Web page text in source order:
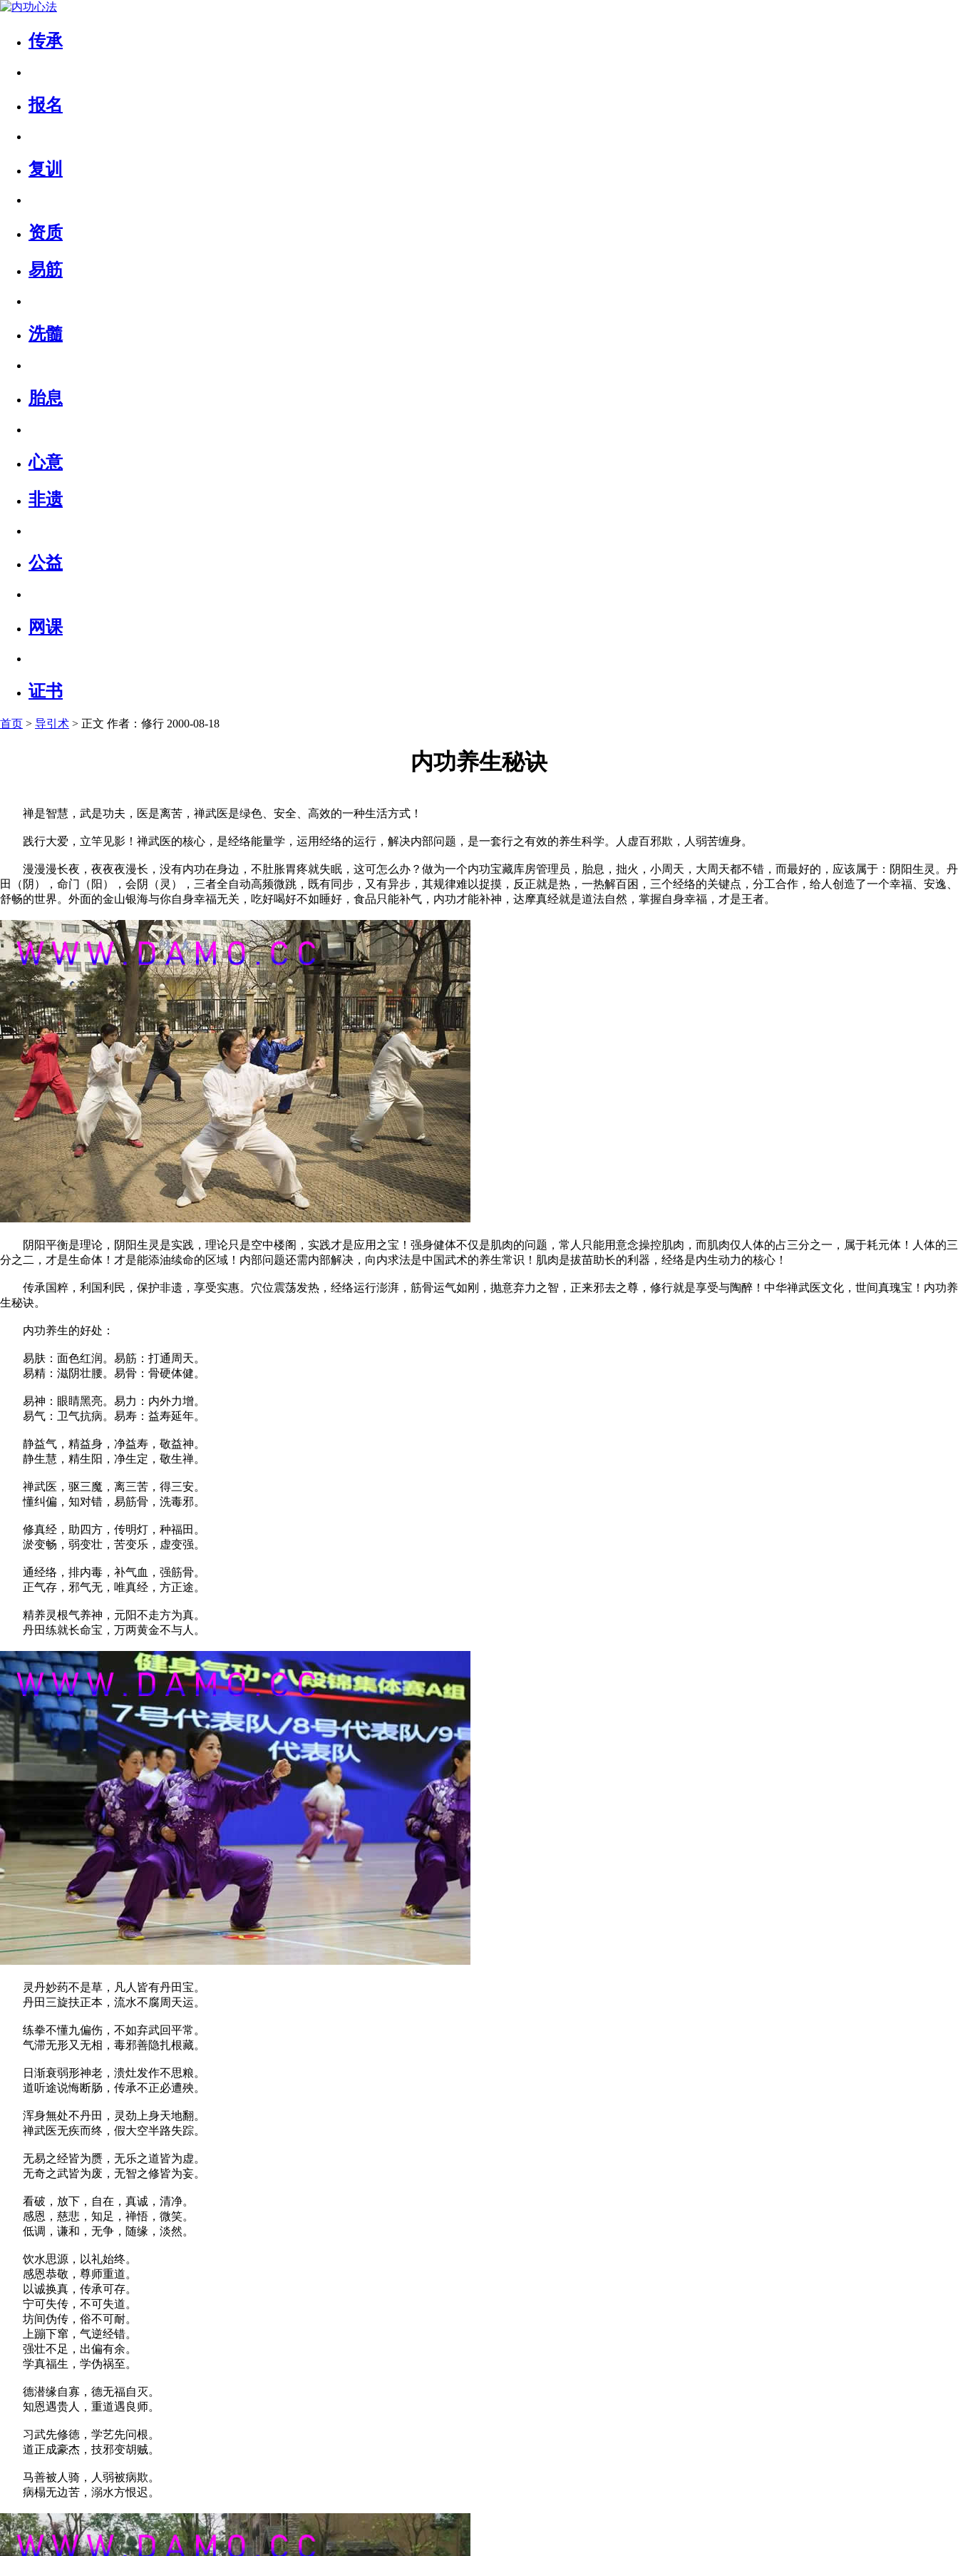
传承
报名
复训
资质
易筋
洗髓
胎息
心意
非遗
公益
网课
证书
首页 > 导引术 > 正文 作者：修行 2000-08-18
内功养生秘诀
禅是智慧，武是功夫，医是离苦，禅武医是绿色、安全、高效的一种生活方式！
践行大爱，立竿见影！禅武医的核心，是经络能量学，运用经络的运行，解决内部问题，是一套行之有效的养生科学。人虚百邪欺，人弱苦缠身。
漫漫漫长夜，夜夜夜漫长，没有内功在身边，不肚胀胃疼就失眠，这可怎么办？做为一个内功宝藏库房管理员，胎息，拙火，小周天，大周天都不错，而最好的，应该属于：阴阳生灵。丹
田（阴），命门（阳），会阴（灵），三者全自动高频微跳，既有同步，又有异步，其规律难以捉摸，反正就是热，一热解百困，三个经络的关键点，分工合作，给人创造了一个幸福、安逸、
舒畅的世界。外面的金山银海与你自身幸福无关，吃好喝好不如睡好，食品只能补气，内功才能补神，达摩真经就是道法自然，掌握自身幸福，才是王者。
阴阳平衡是理论，阴阳生灵是实践，理论只是空中楼阁，实践才是应用之宝！强身健体不仅是肌肉的问题，常人只能用意念操控肌肉，而肌肉仅人体的占三分之一，属于耗元体！人体的三
分之二，才是生命体！才是能添油续命的区域！内部问题还需内部解决，向内求法是中国武术的养生常识！肌肉是拔苗助长的利器，经络是内生动力的核心！
传承国粹，利国利民，保护非遗，享受实惠。穴位震荡发热，经络运行澎湃，筋骨运气如刚，抛意弃力之智，正来邪去之尊，修行就是享受与陶醉！中华禅武医文化，世间真瑰宝！内功养
生秘诀。
内功养生的好处：
易肤：面色红润。易筋：打通周天。
易精：滋阴壮腰。易骨：骨硬体健。
易神：眼睛黑亮。易力：内外力增。
易气：卫气抗病。易寿：益寿延年。
静益气，精益身，净益寿，敬益神。
静生慧，精生阳，净生定，敬生禅。
禅武医，驱三魔，离三苦，得三安。
懂纠偏，知对错，易筋骨，洗毒邪。
修真经，助四方，传明灯，种福田。
淤变畅，弱变壮，苦变乐，虚变强。
通经络，排内毒，补气血，强筋骨。
正气存，邪气无，唯真经，方正途。
精养灵根气养神，元阳不走方为真。
丹田练就长命宝，万两黄金不与人。
灵丹妙药不是草，凡人皆有丹田宝。
丹田三旋扶正本，流水不腐周天运。
练拳不懂九偏伤，不如弃武回平常。
气滞无形又无相，毒邪善隐扎根藏。
日渐衰弱形神老，溃灶发作不思粮。
道听途说悔断肠，传承不正必遭殃。
浑身無处不丹田，灵劲上身天地翻。
禅武医无疾而终，假大空半路失踪。
无易之经皆为赝，无乐之道皆为虚。
无奇之武皆为废，无智之修皆为妄。
看破，放下，自在，真诚，清净。
感恩，慈悲，知足，禅悟，微笑。
低调，谦和，无争，随缘，淡然。
饮水思源，以礼始终。
感恩恭敬，尊师重道。
以诚换真，传承可存。
宁可失传，不可失道。
坊间伪传，俗不可耐。
上蹦下窜，气逆经错。
强壮不足，出偏有余。
学真福生，学伪祸至。
德潜缘自寡，德无福自灭。
知恩遇贵人，重道遇良师。
习武先修徳，学艺先问根。
道正成豪杰，技邪变胡贼。
马善被人骑，人弱被病欺。
病榻无边苦，溺水方恨迟。